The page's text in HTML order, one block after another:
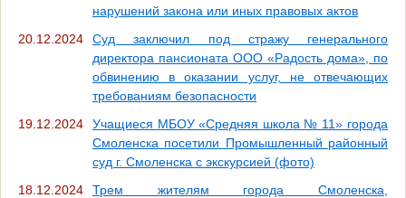
нарушений закона или иных правовых актов
20.12.2024
Суд заключил под стражу генерального
директора пансионата ООО «Радость дома», по
обвинению в оказании услуг, не отвечающих
требованиям безопасности
19.12.2024
Учащиеся МБОУ «Средняя школа № 11» города
Смоленска посетили Промышленный районный
суд г. Смоленска с экскурсией (фото)
18.12.2024
Трем жителям города Смоленска,